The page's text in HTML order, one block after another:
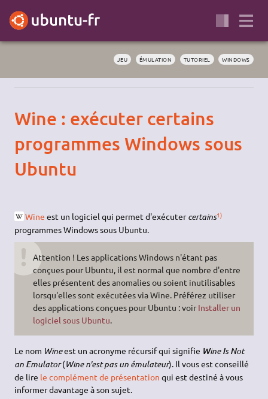
JEU ÉMULATION TUTORIEL WINDOWS
Wine : exécuter certains
programmes Windows sous
Ubuntu
Wine est un logiciel qui permet d'exécutercertains1)
programmes Windows sous Ubuntu.
Attention ! Les applications Windows n'étant pas
conçues pour Ubuntu, il est normal que nombre d'entre
elles présentent des anomalies ou soient inutilisables
lorsqu'elles sont exécutées via Wine. Préférez utiliser
des applications conçues pour Ubuntu : voirInstaller un
logiciel sous Ubuntu.
Le nom Wineest un acronyme récursif qui signifie WineIsNot
an Emulator(Wine n'est pas un émulateur). Il vous est conseillé
de lire le complément de présentation qui est destiné à vous
informer davantage à son sujet.